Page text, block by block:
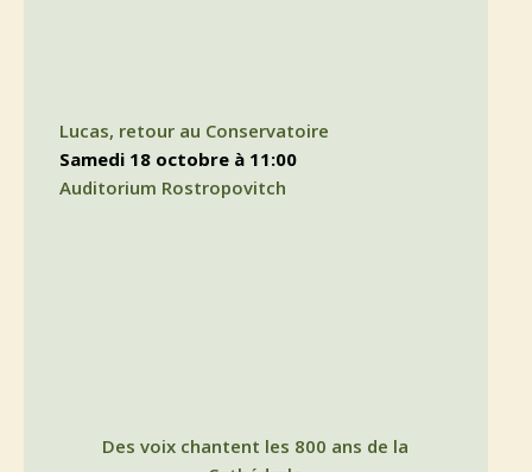
Lucas, retour au Conservatoire
samedi 18 octobre à 11:00
Auditorium Rostropovitch
Des voix chantent les 800 ans de la